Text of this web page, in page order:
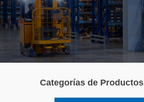
Categorías de Productos